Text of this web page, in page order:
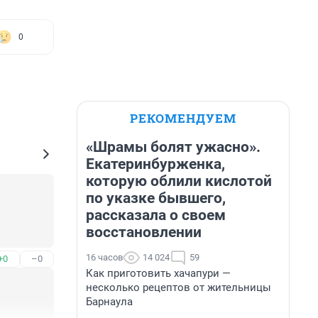
0
–0
РЕКОМЕНДУЕМ
«Шрамы болят ужасно».
Екатеринбурженка,
которую облили кислотой
по указке бывшего,
рассказала о своем
восстановлении
16 часов 14 024 59
Как приготовить хачапури —
несколько рецептов от жительницы
Барнаула